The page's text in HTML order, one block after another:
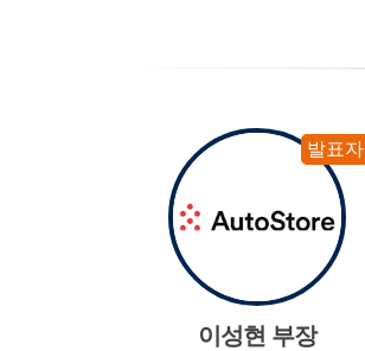
발표자
이성현 부장